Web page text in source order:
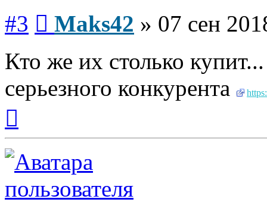
#3 Maks42 » 07 сен
Кто же их столько
серьезного конкурента
началу